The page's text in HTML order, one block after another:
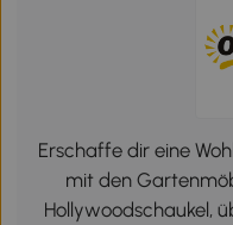
Erschaffe dir eine
mit den
Hollywoodschaukel,